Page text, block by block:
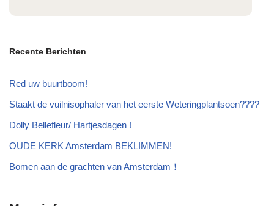
Recente Berichten
Red uw buurtboom!
Staakt de vuilnisophaler van het eerste Weteringplantsoen????
Dolly Bellefleur/ Hartjesdagen !
OUDE KERK Amsterdam BEKLIMMEN!
Bomen aan de grachten van Amsterdam！